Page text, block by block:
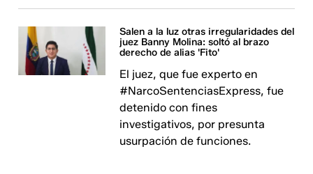
Salen a la luz otras irregularidades del
juez Banny Molina: soltó al brazo
derecho de alias 'Fito'
El juez, que fue experto en
#NarcoSentenciasExpress, fue
detenido con fines
investigativos, por presunta
usurpación de funciones.